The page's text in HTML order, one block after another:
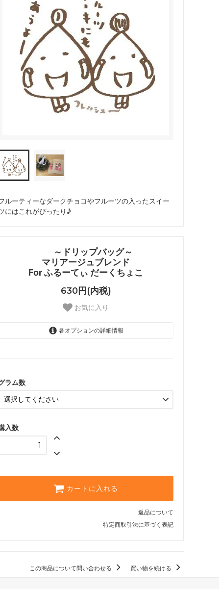
ルーティーなダークチョコやフルーツの入ったスイー
にはこれがぴったり♪
～ドリップバッグ～
マリアージュブレンド
For ふるーてぃ だーくちょこ
630円(内税)
お気に入り
各オプションの詳細情報
ラム数
入数
カートに入れる
返品について
特定商取引法に基づく表記
この商品について問い合わせる 買い物を続ける